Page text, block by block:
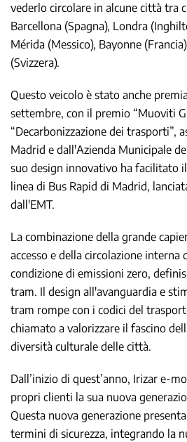
vederlo circolare in alcune città tra
Barcellona (Spagna), Londra
Mérida (Messico), Bayonne
(Svizzera).
Questo veicolo è stato anche
settembre, con il premio “Muoviti
“Decarbonizzazione dei trasporti”,
Madrid e dall'Azienda Municipale
suo design innovativo ha facilitato
linea di Bus Rapid di Madrid,
dall'EMT.
La combinazione della grande
accesso e della circolazione
condizione di emissioni zero,
tram. Il design all'avanguardia e
tram rompe con i codici del
chiamato a valorizzare il fascino
diversità culturale delle città.
Dall’inizio di quest’anno, Irizar e-
propri clienti la sua nuova
Questa nuova generazione
termini di sicurezza, integrando la